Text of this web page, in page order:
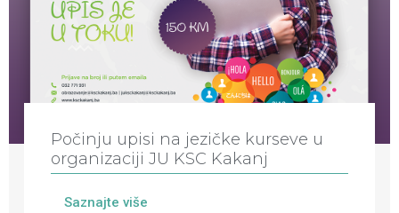
Počinju upisi na jezičke kurseve u
organizaciji JU KSC Kakanj
Saznajte više